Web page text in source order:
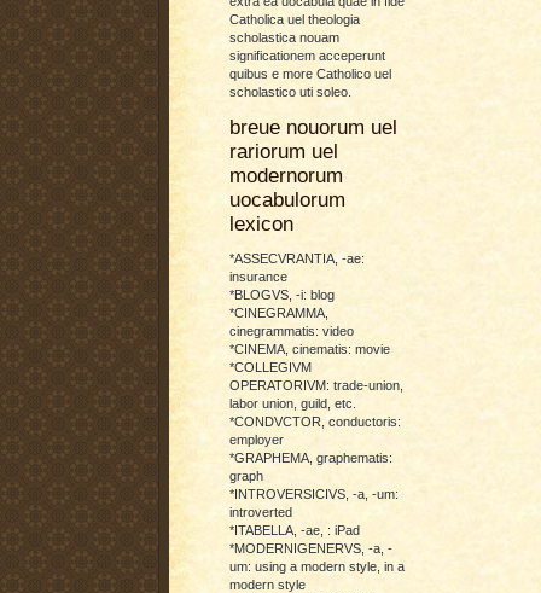
Catholica uel theologia
scholastica nouam
significationem acceperunt
quibus e more Catholico uel
scholastico uti soleo.
breue nouorum uel
rariorum uel
modernorum
uocabulorum
lexicon
*ASSECVRANTIA, -ae:
insurance
*BLOGVS, -i: blog
*CINEGRAMMA,
cinegrammatis: video
*CINEMA, cinematis: movie
*COLLEGIVM
OPERATORIVM: trade-union,
labor union, guild, etc.
*CONDVCTOR, conductoris:
employer
*GRAPHEMA, graphematis:
graph
*INTROVERSICIVS, -a, -um:
introverted
*ITABELLA, -ae, : iPad
*MODERNIGENERVS, -a, -
um: using a modern style, in a
modern style